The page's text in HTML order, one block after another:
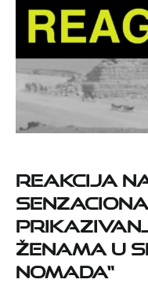
Reakcija
ženama u
nomada“